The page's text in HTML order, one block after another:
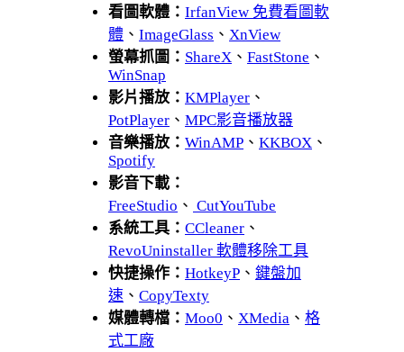
看圖軟體： IrfanView 免費看圖軟
體 、 ImageGlass 、 XnView
螢幕抓圖： ShareX 、 FastStone 、
WinSnap
影片播放： KMPlayer 、
PotPlayer 、 MPC影音播放器
音樂播放： WinAMP 、 KKBOX 、
Spotify
影音下載：
FreeStudio 、 CutYouTube
系統工具： CCleaner 、
RevoUninstaller 軟體移除工具
快捷操作： HotkeyP 、 鍵盤加
速 、 CopyTexty
媒體轉檔： Moo0 、 XMedia 、 格
式工廠